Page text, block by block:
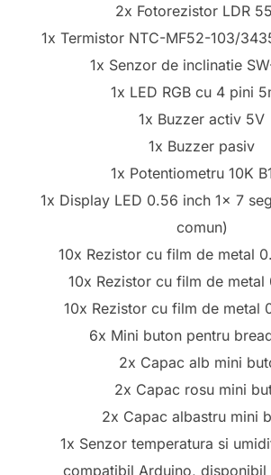
2x Fotorezistor LDR
1x Termistor NTC-MF52-103/
1x Senzor de inclinatie
1x LED RGB cu 4 pini
1x Buzzer activ 5V
1x Buzzer pasiv
1x Potentiometru 10K
1x Display LED 0.56 inch 1x 7
comun)
10x Rezistor cu film de metal
10x Rezistor cu film de metal
10x Rezistor cu film de metal
6x Mini buton pentru
2x Capac alb mini
2x Capac rosu mini
2x Capac albastru mini
1x Senzor temperatura si
compatibil Arduino, disponibil